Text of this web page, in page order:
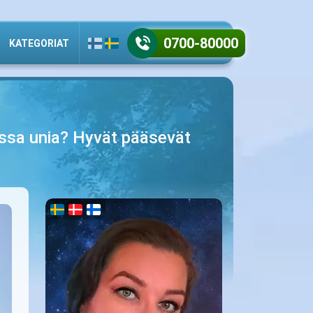
KATEGORIAT 0700-80000
unia? Hyvät pääsevät